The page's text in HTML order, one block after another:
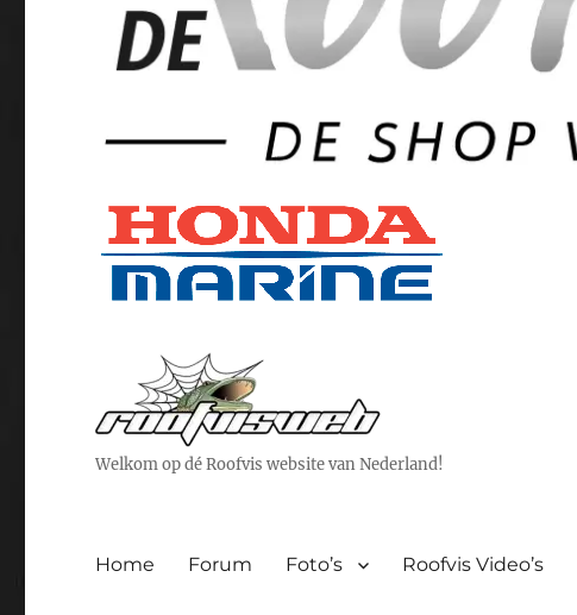
Welkom op dé Roofvis website van Nederland!
Home Forum Foto’s Roofvis Video’s